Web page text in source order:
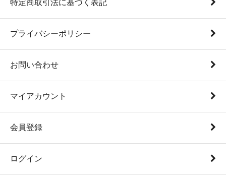
特定商取引法に基づく表記
プライバシーポリシー
お問い合わせ
マイアカウント
会員登録
ログイン